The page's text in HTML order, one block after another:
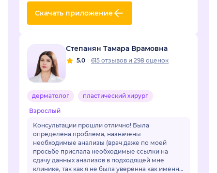
Скачать приложение
Степанян Тамара Врамовна
5.0 615 отзывов и 298 оценок
дерматолог пластический хирург
Взрослый
Консультации прошли отлично! Была
определена проблема, назначены
необходимые анализы (врач даже по моей
просьбе прислала необходимые ссылки на
сдачу данных анализов в подходящей мне
клинике, так как я не была уверенна как именно